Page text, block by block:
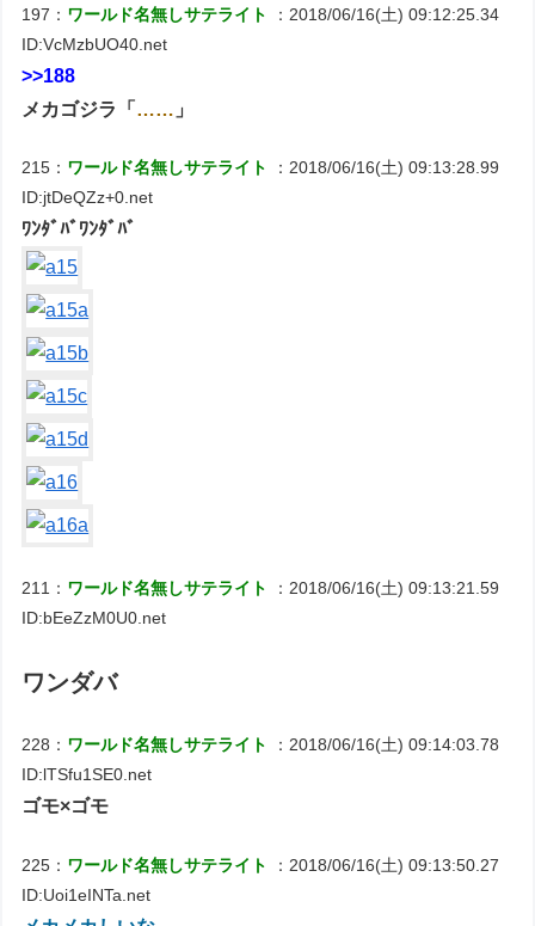
197： ワールド名無しサテライト
：2018/06/16(土) 09:12:25.34
ID:VcMzbUO40.net
>>188
メカゴジラ「 …… 」
215： ワールド名無しサテライト
：2018/06/16(土) 09:13:28.99
ID:jtDeQZz+0.net
ﾜﾝﾀﾞﾊﾞﾜﾝﾀﾞﾊﾞ
211： ワールド名無しサテライト
：2018/06/16(土) 09:13:21.59
ID:bEeZzM0U0.net
ワンダバ
228： ワールド名無しサテライト
：2018/06/16(土) 09:14:03.78
ID:lTSfu1SE0.net
ゴモ×ゴモ
225： ワールド名無しサテライト
：2018/06/16(土) 09:13:50.27
ID:Uoi1eINTa.net